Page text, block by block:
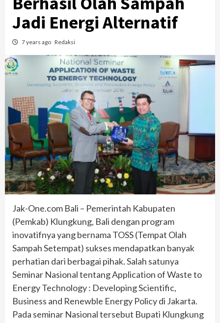
Jadi Energi Alternatif
7 years ago Redaksi
Jak-One.com Bali – Pemerintah Kabupaten
(Pemkab) Klungkung, Bali dengan program
inovatifnya yang bernama TOSS (Tempat Olah
Sampah Setempat) sukses mendapatkan banyak
perhatian dari berbagai pihak. Salah satunya
Seminar Nasional tentang Application of Waste to
Energy Technology : Developing Scientific,
Business and Renewble Energy Policy di Jakarta.
Pada seminar Nasional tersebut Bupati Klungkung